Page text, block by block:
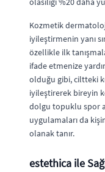
Kozmetik
iyileştirmenin yanı
özellikle ilk
ifade etmenize
olduğu gibi, ciltteki
iyileştirerek bireyin
dolgu topuklu spor
uygulamaları da
olanak tanır.
estethica ile